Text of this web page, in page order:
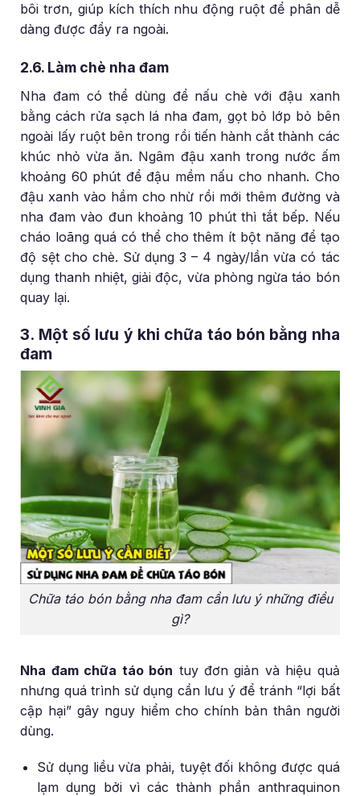
bôi trơn, giúp kích thích nhu động ruột để phân dễ
dàng được đẩy ra ngoài.
2.6. Làm chè nha đam
Nha đam có thể dùng để nấu chè với đậu xanh
bằng cách rửa sạch lá nha đam, gọt bỏ lớp bỏ bên
ngoài lấy ruột bên trong rồi tiến hành cắt thành các
khúc nhỏ vừa ăn. Ngâm đậu xanh trong nước ấm
khoảng 60 phút để đậu mềm nấu cho nhanh. Cho
đậu xanh vào hầm cho nhừ rồi mới thêm đường và
nha đam vào đun khoảng 10 phút thì tắt bếp. Nếu
cháo loãng quá có thể cho thêm ít bột năng để tạo
độ sệt cho chè. Sử dụng 3 – 4 ngày/lần vừa có tác
dụng thanh nhiệt, giải độc, vừa phòng ngừa táo bón
quay lại.
3. Một số lưu ý khi chữa táo bón bằng nha
đam
Chữa táo bón bằng nha đam cần lưu ý những điều
gì?
Nha đam chữa táo bón tuy đơn giản và hiệu quả
nhưng quá trình sử dụng cần lưu ý để tránh “lợi bất
cập hại” gây nguy hiểm cho chính bản thân người
dùng.
Sử dụng liều vừa phải, tuyệt đối không được quá
lạm dụng bởi vì các thành phần anthraquinon